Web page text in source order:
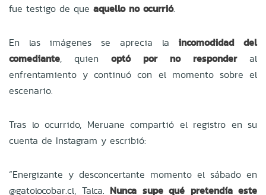
fue testigo de que aquello no ocurrió.
En las imágenes se aprecia la
incomodidad del
comediante, quien optó por no responder
al
enfrentamiento y continuó con el momento sobre el
escenario.
Tras lo ocurrido, Meruane compartió el registro en su
cuenta de Instagram y escribió:
“Energizante y desconcertante momento el sábado en
@gatolocobar.cl, Talca. Nunca supe qué pretendía este